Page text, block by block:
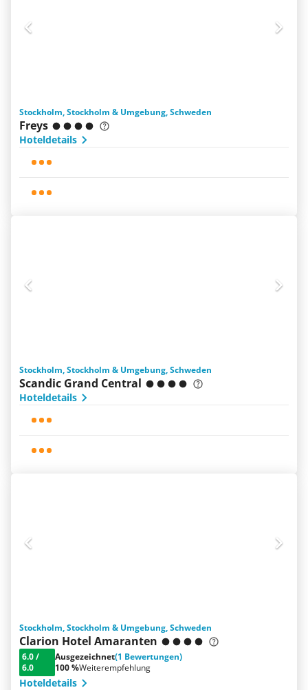
Stockholm, Stockholm & Umgebung, Schweden
Freys
Hoteldetails
Stockholm, Stockholm & Umgebung, Schweden
Scandic Grand Central
Hoteldetails
Stockholm, Stockholm & Umgebung, Schweden
Clarion Hotel Amaranten
6.0/
6.0
Ausgezeichnet(1 Bewertungen)
100 %Weiterempfehlung
Hoteldetails